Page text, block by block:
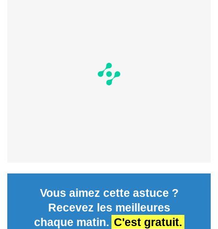
Vous aimez cette astuce ?
Recevez les meilleures
chaque matin. C'est gratuit.